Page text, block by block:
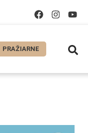
PRAŽIARNE